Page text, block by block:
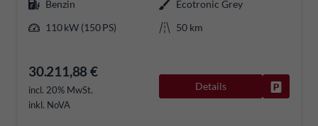
Benzin
Ecotronic Grey
110 kW (150 PS)
50 km
30.211,88 €
incl. 20% MwSt.
inkl. NoVA
Details